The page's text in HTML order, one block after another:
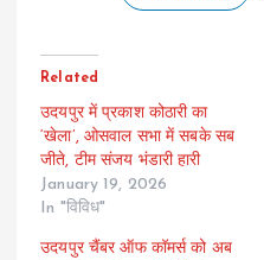
Related
उदयपुर में प्रकाश कोठारी का
‘खेला’, ओसवाल सभा में सबके सब
जीते, टीम संजय भंडारी हारी
January 19, 2026
In "विविध"
उदयपुर चैंबर ऑफ कॉमर्स को अब